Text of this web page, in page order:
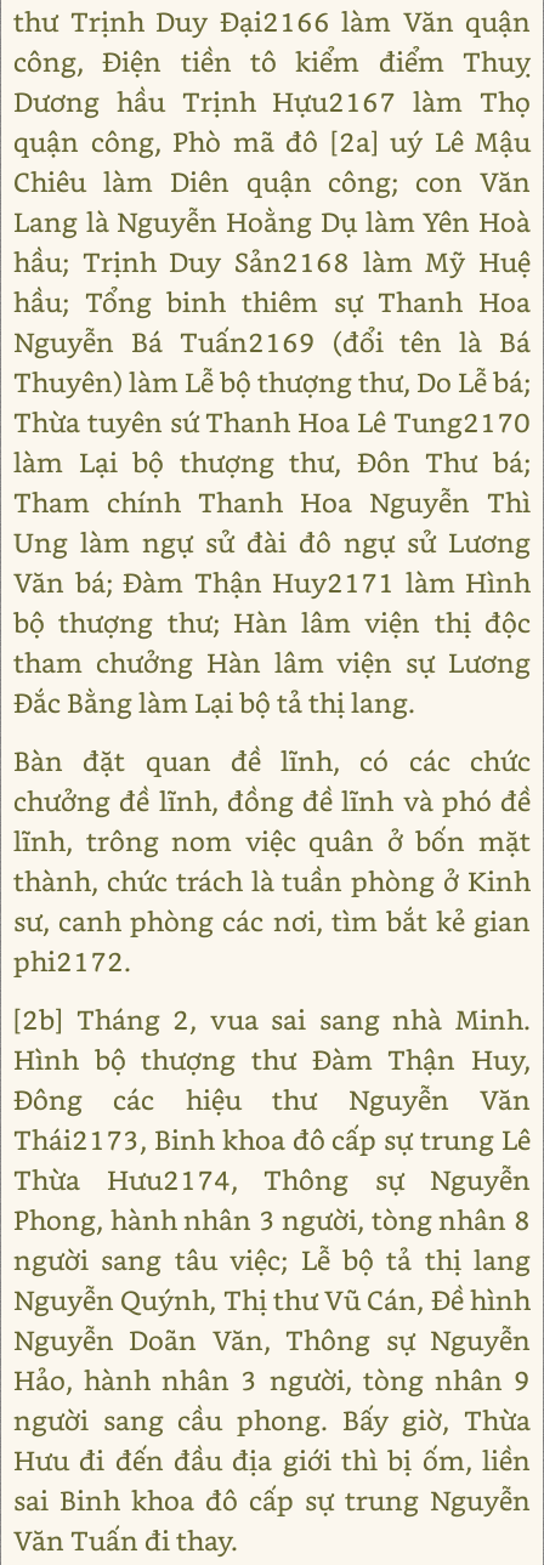
thư Trịnh Duy Đại2166 làm Văn quận
công, Điện tiền tô kiểm điểm Thuỵ
Dương hầu Trịnh Hựu2167 làm Thọ
quận công, Phò mã đô [2a] uý Lê Mậu
Chiêu làm Diên quận công; con Văn
Lang là Nguyễn Hoằng Dụ làm Yên Hoà
hầu; Trịnh Duy Sản2168 làm Mỹ Huệ
hầu; Tổng binh thiêm sự Thanh Hoa
Nguyễn Bá Tuấn2169 (đổi tên là Bá
Thuyên) làm Lễ bộ thượng thư, Do Lễ bá;
Thừa tuyên sứ Thanh Hoa Lê Tung2170
làm Lại bộ thượng thư, Đôn Thư bá;
Tham chính Thanh Hoa Nguyễn Thì
Ung làm ngự sử đài đô ngự sử Lương
Văn bá; Đàm Thận Huy2171 làm Hình
bộ thượng thư; Hàn lâm viện thị độc
tham chưởng Hàn lâm viện sự Lương
Đắc Bằng làm Lại bộ tả thị lang.
Bàn đặt quan đề lĩnh, có các chức
chưởng đề lĩnh, đồng đề lĩnh và phó đề
lĩnh, trông nom việc quân ở bốn mặt
thành, chức trách là tuần phòng ở Kinh
sư, canh phòng các nơi, tìm bắt kẻ gian
phi2172.
[2b] Tháng 2, vua sai sang nhà Minh.
Hình bộ thượng thư Đàm Thận Huy,
Đông các hiệu thư Nguyễn Văn
Thái2173, Binh khoa đô cấp sự trung Lê
Thừa Hưu2174, Thông sự Nguyễn
Phong, hành nhân 3 người, tòng nhân 8
người sang tâu việc; Lễ bộ tả thị lang
Nguyễn Quýnh, Thị thư Vũ Cán, Đề hình
Nguyễn Doãn Văn, Thông sự Nguyễn
Hảo, hành nhân 3 người, tòng nhân 9
người sang cầu phong. Bấy giờ, Thừa
Hưu đi đến đầu địa giới thì bị ốm, liền
sai Binh khoa đô cấp sự trung Nguyễn
Văn Tuấn đi thay.